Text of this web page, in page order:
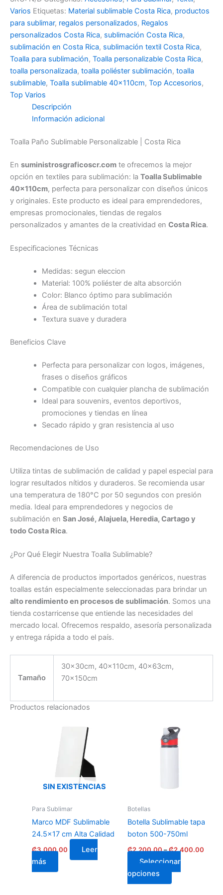
Varios Etiquetas: Material sublimable Costa Rica, productos
para sublimar, regalos personalizados, Regalos
personalizados Costa Rica, sublimación Costa Rica,
sublimación en Costa Rica, sublimación textil Costa Rica,
Toalla para sublimación, Toalla personalizable Costa Rica,
toalla personalizada, toalla poliéster sublimación, toalla
sublimable, Toalla sublimable 40x110cm, Top Accesorios,
Top Varios
Descripción
Información adicional
Toalla Paño Sublimable Personalizable | Costa Rica
En suministrosgraficoscr.com te ofrecemos la mejor
opción en textiles para sublimación: la Toalla Sublimable
40x110cm, perfecta para personalizar con diseños únicos
y originales. Este producto es ideal para emprendedores,
empresas promocionales, tiendas de regalos
personalizados y amantes de la creatividad en Costa Rica.
Especificaciones Técnicas
Medidas: segun eleccion
Material: 100% poliéster de alta absorción
Color: Blanco óptimo para sublimación
Área de sublimación total
Textura suave y duradera
Beneficios Clave
Perfecta para personalizar con logos, imágenes,
frases o diseños gráficos
Compatible con cualquier plancha de sublimación
Ideal para souvenirs, eventos deportivos,
promociones y tiendas en línea
Secado rápido y gran resistencia al uso
Recomendaciones de Uso
Utiliza tintas de sublimación de calidad y papel especial para
lograr resultados nítidos y duraderos. Se recomienda usar
una temperatura de 180°C por 50 segundos con presión
media. Ideal para emprendedores y negocios de
sublimación en San José, Alajuela, Heredia, Cartago y
todo Costa Rica.
¿Por Qué Elegir Nuestra Toalla Sublimable?
A diferencia de productos importados genéricos, nuestras
toallas están especialmente seleccionadas para brindar un
alto rendimiento en procesos de sublimación. Somos una
tienda costarricense que entiende las necesidades del
mercado local. Ofrecemos respaldo, asesoría personalizada
y entrega rápida a todo el país.
Tamaño
30x30cm, 40x110cm, 40x63cm,
70x150cm
Productos relacionados
SIN EXISTENCIAS
Para Sublimar
Marco MDF Sublimable
24.5×17 cm Alta Calidad
₡3,000.00
Leer
más
Botellas
Botella Sublimable tapa
boton 500-750ml
₡2,200.00–₡2,400.00
Seleccionar
opciones
product
has
options
chosen
on
the
product
page